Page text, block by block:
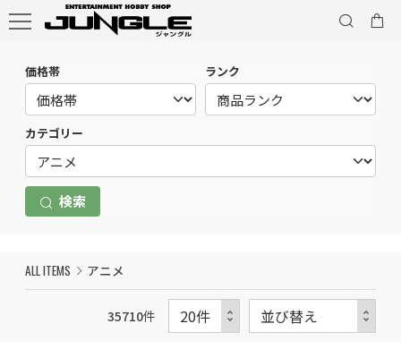
価格帯 ランク
カテゴリー
検索
ALL ITEMS アニメ
35710件